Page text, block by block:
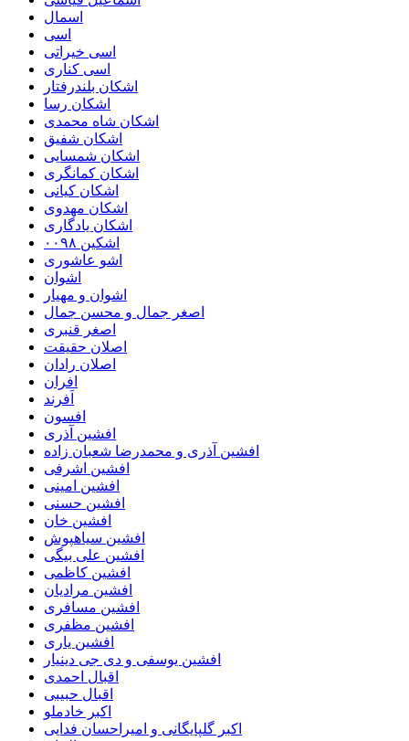
اسمال
اسی
اسی خیراتی
اسی کناری
اشکان بلندرفتار
اشکان رسا
اشکان شاه محمدی
اشکان شفیق
اشکان شمسایی
اشکان‌ کمانگری
اشکان کیانی
اشکان مهدوی
اشکان یادگاری
اشکین ۰۰۹۸
اشو عاشوری
اشوان
اشوان و مهیار
اصغر جمال و محسن جمال
اصغر قنبری
اصلان حقیقت
اصلان رادان
افران
اَفرند
افسون
افشین آذری
افشین آذری و محمدرضا شعبان زاده
افشین اشرفی
افشین امینی
افشین حسنی
افشین خان
افشین سیاهپوش
افشین علی بیگی
افشین کاظمی
افشین مرادیان
افشین مسافری
افشین مظفری
افشین یاری
افشین یوسفی و دی جی دینیار
اقبال احمدی
اقبال حبیبی
اکبر خادملو
اکبر گلپایگانی و امیراحسان فدایی